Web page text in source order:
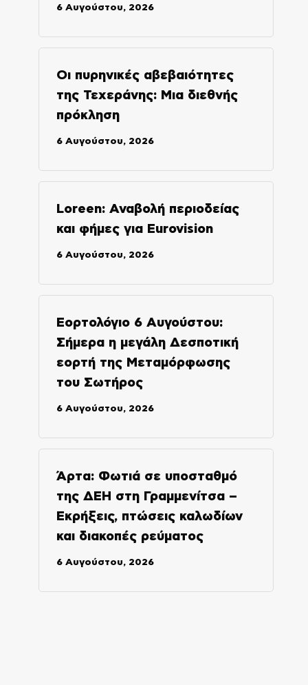
6 Αυγούστου, 2026
Οι πυρηνικές αβεβαιότητες
της Τεχεράνης: Μια διεθνής
πρόκληση
6 Αυγούστου, 2026
Loreen: Αναβολή περιοδείας
και φήμες για Eurovision
6 Αυγούστου, 2026
Εορτολόγιο 6 Αυγούστου:
Σήμερα η μεγάλη Δεσποτική
εορτή της Μεταμόρφωσης
του Σωτήρος
6 Αυγούστου, 2026
Άρτα: Φωτιά σε υποσταθμό
της ΔΕΗ στη Γραμμενίτσα –
Εκρήξεις, πτώσεις καλωδίων
και διακοπές ρεύματος
6 Αυγούστου, 2026